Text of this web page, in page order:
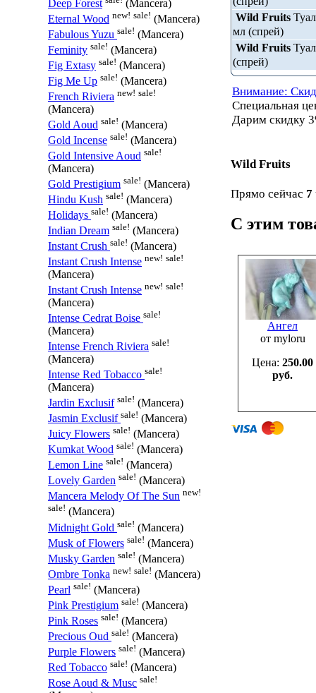
Deep Forest
(Mancera)
Eternal Wood new! sale! (Mancera)
Fabulous Yuzu sale! (Mancera)
Feminity sale! (Mancera)
Fig Extasy sale! (Mancera)
Fig Me Up sale! (Mancera)
French Riviera new! sale!
(Mancera)
Gold Aoud sale! (Mancera)
Gold Incense sale! (Mancera)
Gold Intensive Aoud sale!
(Mancera)
Gold Prestigium sale! (Mancera)
Hindu Kush sale! (Mancera)
Holidays sale! (Mancera)
Indian Dream sale! (Mancera)
Instant Crush sale! (Mancera)
Instant Crush Intense new! sale!
(Mancera)
Instant Crush Intense new! sale!
(Mancera)
Intense Cedrat Boise sale!
(Mancera)
Intense French Riviera sale!
(Mancera)
Intense Red Tobacco sale!
(Mancera)
Jardin Exclusif sale! (Mancera)
Jasmin Exclusif sale! (Mancera)
Juicy Flowers sale! (Mancera)
Kumkat Wood sale! (Mancera)
Lemon Line sale! (Mancera)
Lovely Garden sale! (Mancera)
Mancera Melody Of The Sun new!
sale! (Mancera)
Midnight Gold sale! (Mancera)
Musk of Flowers sale! (Mancera)
Musky Garden sale! (Mancera)
Ombre Tonka new! sale! (Mancera)
Pearl sale! (Mancera)
Pink Prestigium sale! (Mancera)
Pink Roses sale! (Mancera)
Precious Oud sale! (Mancera)
Purple Flowers sale! (Mancera)
Red Tobacco sale! (Mancera)
Rose Aoud & Musc sale!
Wild Fruits
мл (спрей)
Wild Fruits
(спрей)
Внимание:
Специальная
Дарим скидку
Wild Fruits
Прямо сейчас 7
С этим
Ангел
от myloru
Цена: 250.00
руб.